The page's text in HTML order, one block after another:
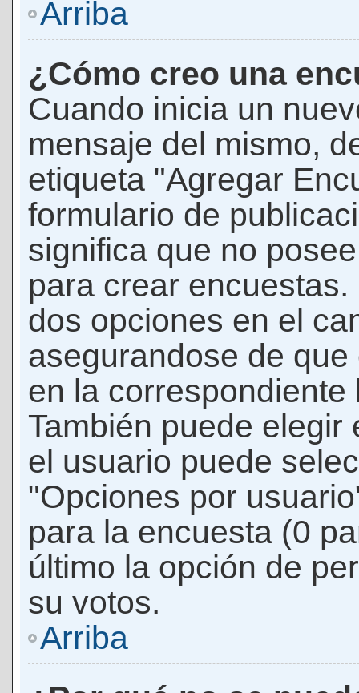
Arriba
¿Cómo creo una
Cuando inicia un
mensaje del mismo,
etiqueta "Agregar
formulario de
significa que no
para crear
dos opciones en el
asegurandose de
en la
También puede
el usuario puede
"Opciones por
para la encuesta (0
último la opción de
su votos.
Arriba